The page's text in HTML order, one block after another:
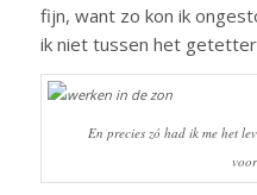
fijn, want zo kon ik
ik niet tussen het
En precies zó had ik me het